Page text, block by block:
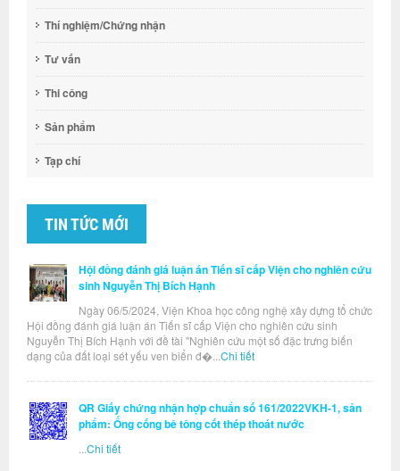
Thí nghiệm/Chứng nhận
Tư vấn
Thi công
Sản phẩm
Tạp chí
TIN TỨC MỚI
Hội đồng đánh giá luận án Tiến sĩ cấp Viện cho nghiên cứu
sinh Nguyễn Thị Bích Hạnh
Ngày 06/5/2024, Viện Khoa học công nghệ xây dựng tổ chức
Hội đồng đánh giá luận án Tiến sĩ cấp Viện cho nghiên cứu sinh
Nguyễn Thị Bích Hạnh với đề tài "Nghiên cứu một số đặc trưng biến
dạng của đất loại sét yếu ven biển đ�... Chi tiết
QR Giấy chứng nhận hợp chuẩn số 161/2022VKH-1, sản
phẩm: Ống cống bê tông cốt thép thoát nước
Chi tiết